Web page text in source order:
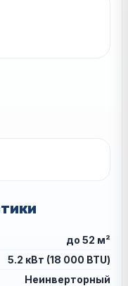
до 52 м²
5.2 кВт (18 000 BTU)
Неинверторный